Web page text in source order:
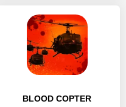
BLOOD COPTER